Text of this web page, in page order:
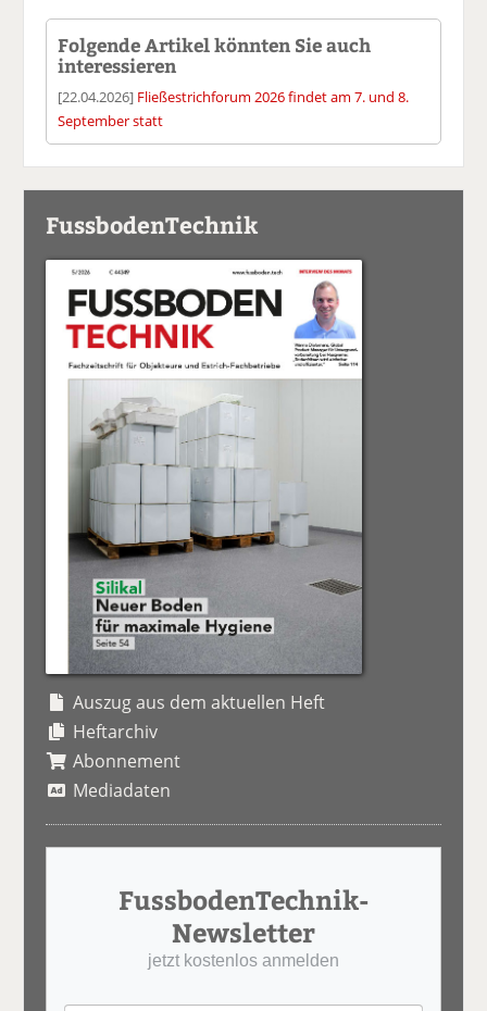
Folgende Artikel könnten Sie auch
interessieren
[22.04.2026] Fließestrichforum 2026 findet am 7. und 8.
September statt
FussbodenTechnik
Auszug aus dem aktuellen Heft
Heftarchiv
Abonnement
Mediadaten
FussbodenTechnik-
Newsletter
jetzt kostenlos anmelden